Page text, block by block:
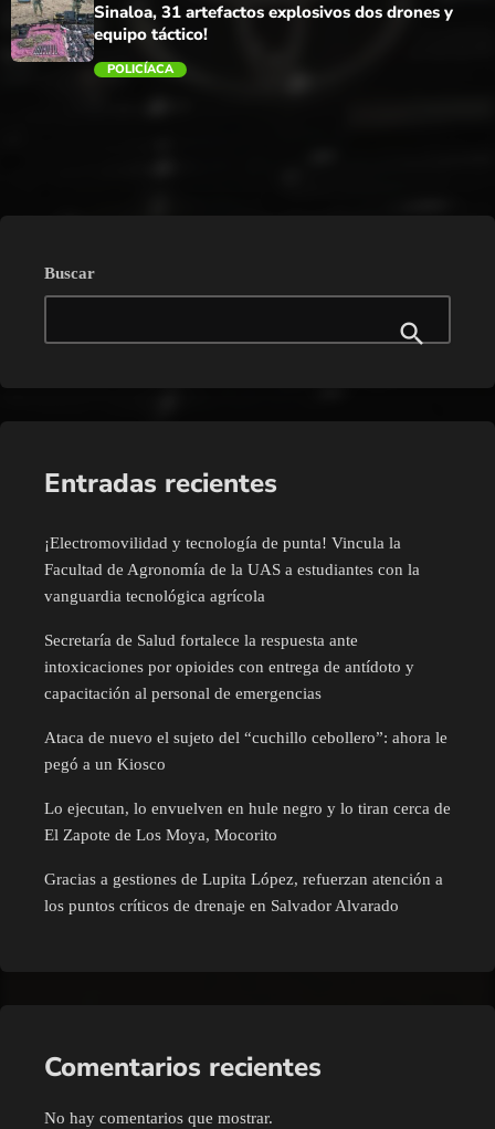
Sinaloa, 31 artefactos explosivos dos drones y
equipo táctico!
POLICÍACA
Buscar
Entradas recientes
¡Electromovilidad y tecnología de punta! Vincula la
Facultad de Agronomía de la UAS a estudiantes con la
vanguardia tecnológica agrícola
Secretaría de Salud fortalece la respuesta ante
intoxicaciones por opioides con entrega de antídoto y
capacitación al personal de emergencias
Ataca de nuevo el sujeto del “cuchillo cebollero”: ahora le
pegó a un Kiosco
Lo ejecutan, lo envuelven en hule negro y lo tiran cerca de
El Zapote de Los Moya, Mocorito
Gracias a gestiones de Lupita López, refuerzan atención a
los puntos críticos de drenaje en Salvador Alvarado
Comentarios recientes
No hay comentarios que mostrar.